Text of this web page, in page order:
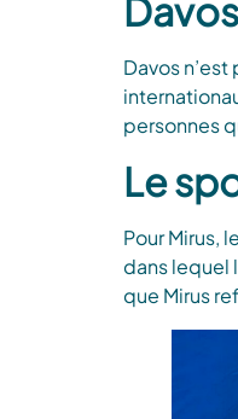
Davos
personnes
Le
Pour Mirus,
dans lequel
que Mirus